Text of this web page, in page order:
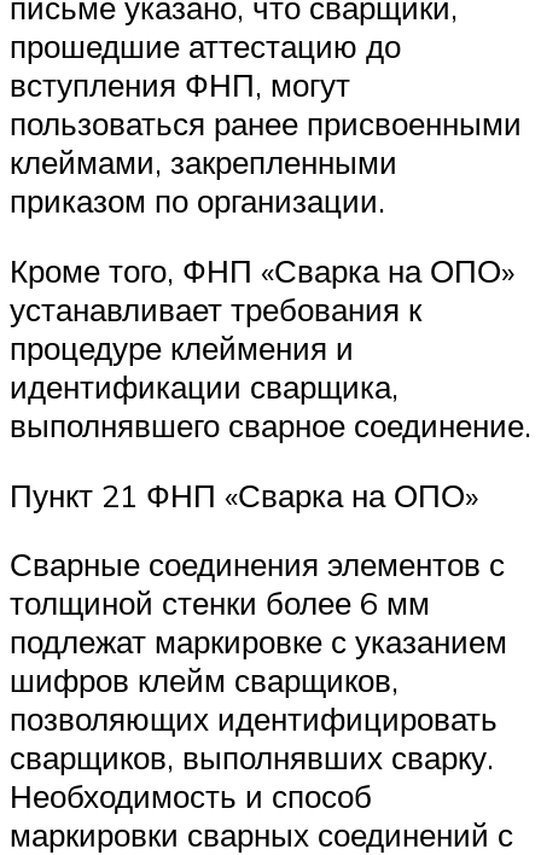
письме указано, что сварщики,
прошедшие аттестацию до
вступления ФНП, могут
пользоваться ранее присвоенными
клеймами, закрепленными
приказом по организации.
Кроме того, ФНП «Сварка на ОПО»
устанавливает требования к
процедуре клеймения и
идентификации сварщика,
выполнявшего сварное соединение.
Пункт 21 ФНП «Сварка на ОПО»
Сварные соединения элементов с
толщиной стенки более 6 мм
подлежат маркировке с указанием
шифров клейм сварщиков,
позволяющих идентифицировать
сварщиков, выполнявших сварку.
Необходимость и способ
маркировки сварных соединений с